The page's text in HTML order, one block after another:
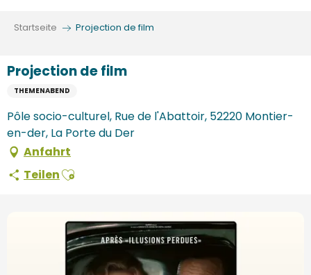
Startseite Projection de film
Projection de film
THEMENABEND
Pôle socio-culturel, Rue de l'Abattoir, 52220 Montier-
en-der, La Porte du Der
Anfahrt
TeilenAjouter aux favoris